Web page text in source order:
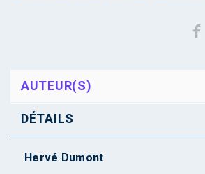
AUTEUR(S)
DÉTAILS
Hervé Dumont